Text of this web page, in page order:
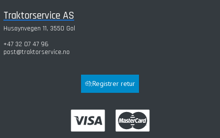
Traktorservice AS
Husøynvegen 11, 3550 Gol
+47 32 07 47 96
post@traktorservice.no
Registrer retur